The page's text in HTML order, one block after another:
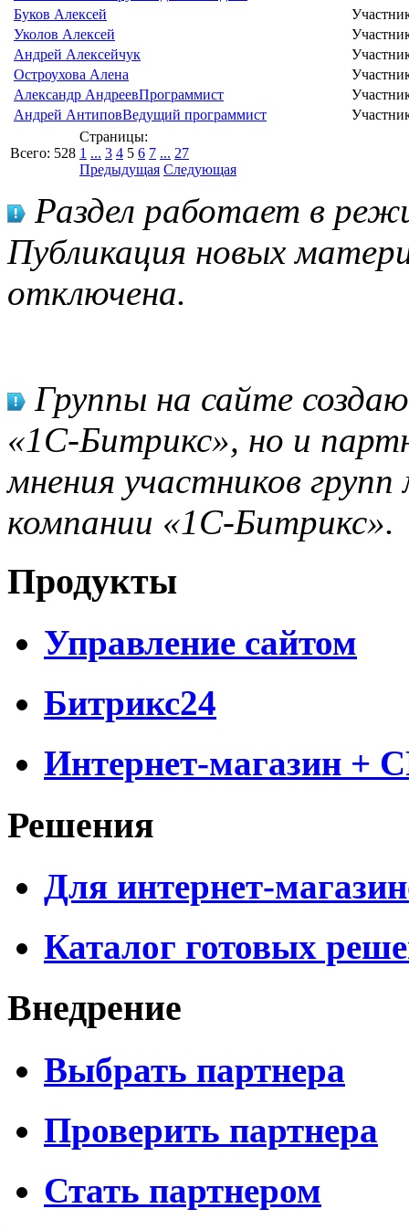
Буков Алексей
Уколов Алексей
Андрей Алексейчук
Остроухова Алена
Александр АндреевПрограммист
Андрей АнтиповВедущий программист
Всего: 528
Страницы:
1 ... 3 4 5 6 7 ... 27
Предыдущая Следующая
Раздел работает в
Публикация новых
отключена.
Группы на сайте
«1С-Битрикс», но и
мнения участников
компании «1С-Битрикс».
Продукты
Управление сайтом
Битрикс24
Интернет-магазин +
Решения
Для интернет-
Каталог готовых
Внедрение
Выбрать партнера
Проверить партнера
Стать партнером